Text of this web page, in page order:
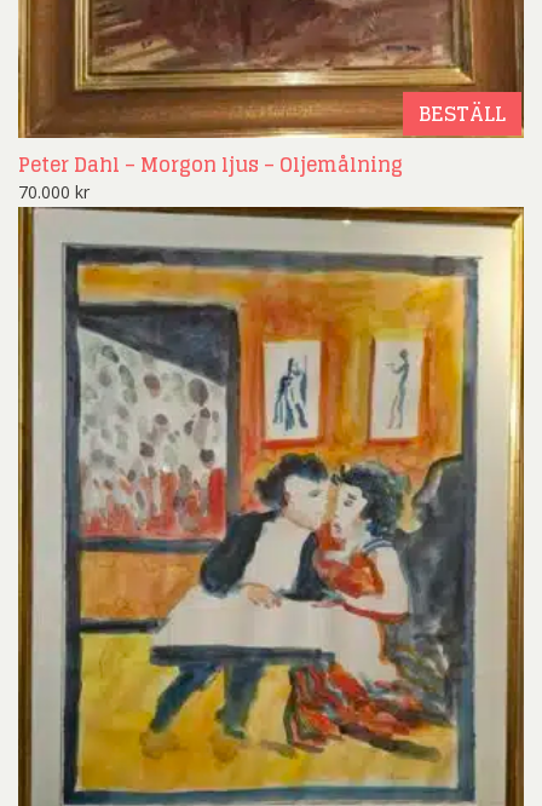
BESTÄLL
Peter Dahl – Morgon ljus – Oljemålning
70.000 kr